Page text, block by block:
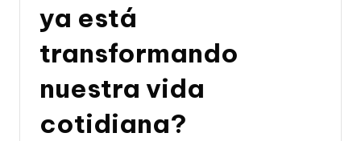
ya está
transformando
nuestra vida
cotidiana?